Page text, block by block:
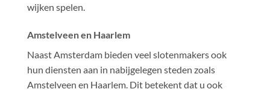
wijken spelen.
Amstelveen en Haarlem
Naast Amsterdam bieden veel slotenmakers ook
hun diensten aan in nabijgelegen steden zoals
Amstelveen en Haarlem. Dit betekent dat u ook